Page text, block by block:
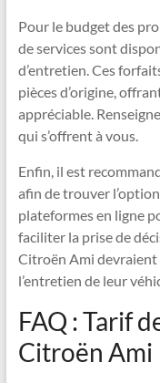
Pour le budget des
de services sont
d’entretien. Ces
pièces d’origine,
appréciable.
qui s’offrent à vous.
Enfin, il est
afin de trouver
plateformes en ligne
faciliter la prise de
Citroën Ami devraient
l’entretien de leur
FAQ : Tarif
Citroën Ami